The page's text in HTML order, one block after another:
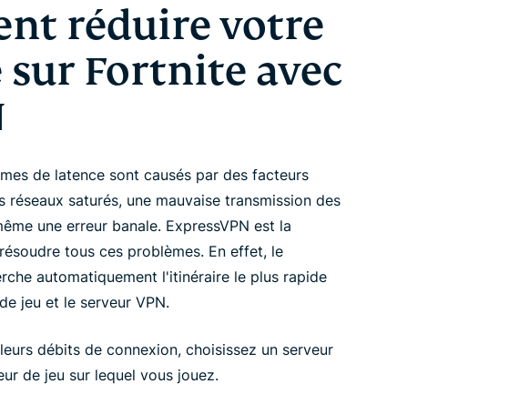
réduire votre
sur Fortnite avec
de latence sont causés par des facteurs
réseaux saturés, une mauvaise transmission des
une erreur banale. ExpressVPN est la
tous ces problèmes. En effet, le
automatiquement l'itinéraire le plus rapide
jeu et le serveur VPN.
débits de connexion, choisissez un serveur
de jeu sur lequel vous jouez.